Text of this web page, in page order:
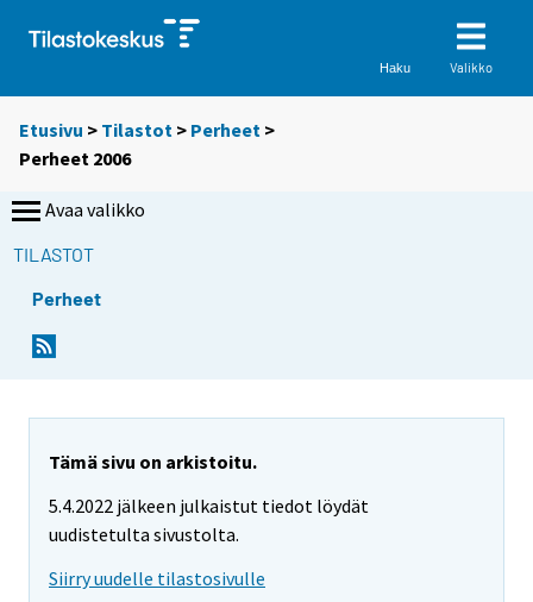
Haku Valikko
Etusivu > Tilastot > Perheet >
Perheet 2006
Avaa valikko
TILASTOT
Perheet
Tämä sivu on arkistoitu.
5.4.2022 jälkeen julkaistut tiedot löydät
uudistetulta sivustolta.
Siirry uudelle tilastosivulle